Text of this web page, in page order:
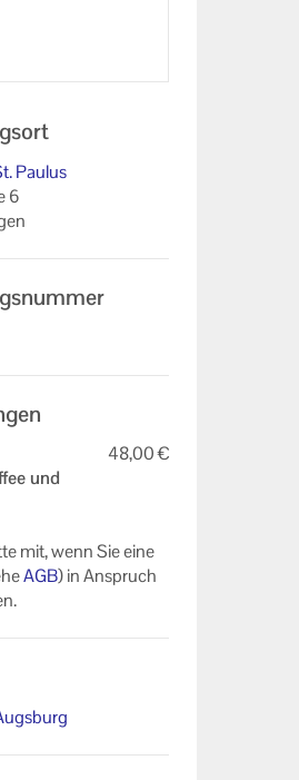
Paulus
6
und
48,00 €
mit, wenn Sie eine
AGB) in Anspruch